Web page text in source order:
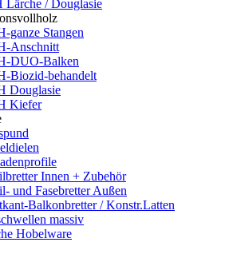
Lärche / Douglasie
ganze Stangen
Anschnitt
DUO-Balken
Biozid-behandelt
Douglasie
Kiefer
Innen + Zubehör
und Fasebretter Außen
Balkonbretter / Konstr.Latten
massiv
Hobelware